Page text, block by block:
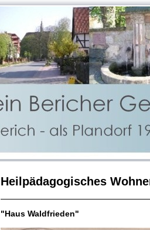
Heilpädagogisches
"Haus Waldfrieden"